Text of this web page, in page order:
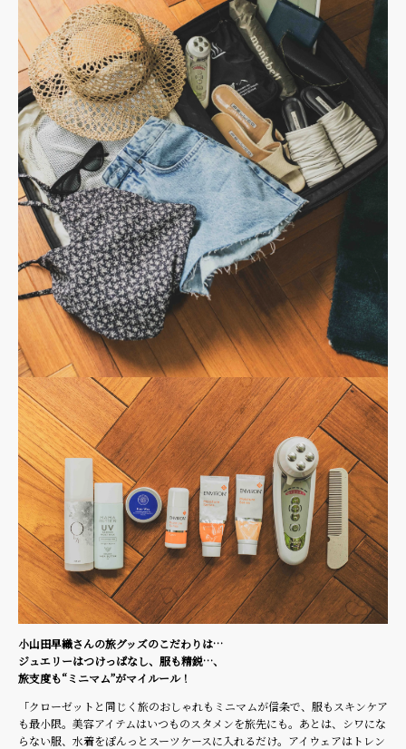
小山田早織さんの旅グッズのこだわりは…
ジュエリーはつけっぱなし、服も精鋭…、
旅支度も“ミニマム”がマイルール！
「クローゼットと同じく旅のおしゃれもミニマムが信条で、服もスキンケア
も最小限。美容アイテムはいつものスタメンを旅先にも。あとは、シワにな
らない服、水着をぽんっとスーツケースに入れるだけ。アイウェアはトレン